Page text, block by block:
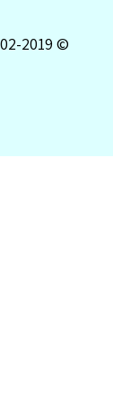
© 2002-2019 כל הזכויות שמורות לפסיכולוגיה עברית